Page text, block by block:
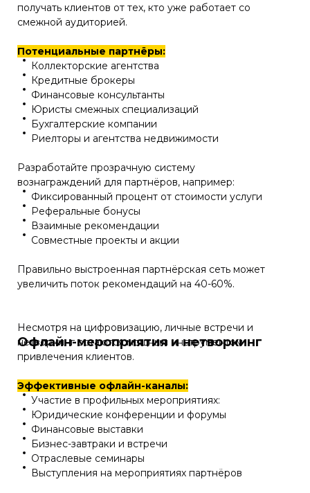
Офлайн-мероприятия и нетворкинг
получать клиентов от тех, кто уже работает со
смежной аудиторией.
Потенциальные партнёры:
Коллекторские агентства
Кредитные брокеры
Финансовые консультанты
Юристы смежных специализаций
Бухгалтерские компании
Риелторы и агентства недвижимости
Разработайте прозрачную систему
вознаграждений для партнёров, например:
Фиксированный процент от стоимости услуги
Реферальные бонусы
Взаимные рекомендации
Совместные проекты и акции
Правильно выстроенная партнёрская сеть может
увеличить поток рекомендаций на 40-60%.
Несмотря на цифровизацию, личные встречи и
нетворкинг остаются мощным инструментом
привлечения клиентов.
Эффективные офлайн-каналы:
Участие в профильных мероприятиях:
Юридические конференции и форумы
Финансовые выставки
Бизнес-завтраки и встречи
Отраслевые семинары
Выступления на мероприятиях партнёров